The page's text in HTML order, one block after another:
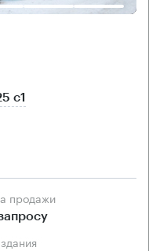
с1
продажи
здания